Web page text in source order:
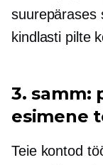
suurepärases
kindlasti pilte
3. samm:
esimene
Teie kontod